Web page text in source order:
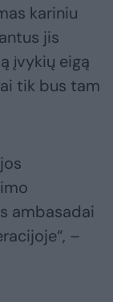
kariniu
jis
įvykių eigą
tik bus tam
ambasadai
–